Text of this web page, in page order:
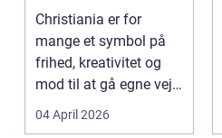
ét
Christiania er for
mange et symbol på
frihed, kreativitet og
mod til at gå egne veje.
Den samme ånd ...
04 April 2026